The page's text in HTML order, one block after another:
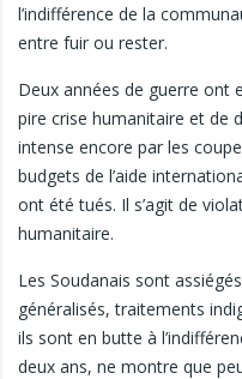
l’indifférence de la
entre fuir ou rester.
Deux années de guerre ont
pire crise humanitaire et de
intense encore par les
budgets de l’aide
ont été tués. Il s’agit de
humanitaire.
Les Soudanais sont
généralisés, traitements
ils sont en butte à
deux ans, ne montre que